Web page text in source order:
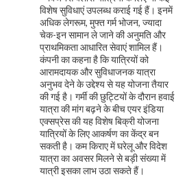
विशेष सुविधाएं उपलब्ध कराई गई हैं। इनमें
अधिक लेगरूम, मुफ्त गर्म भोजन, ज्यादा
चेक-इन सामान ले जाने की अनुमति और
प्राथमिकता आधारित सेवाएं शामिल हैं।
कंपनी का कहना है कि यात्रियों को
आरामदायक और सुविधाजनक यात्रा
अनुभव देने के उद्देश्य से यह योजना तैयार
की गई है। गर्मी की छुट्टियों के दौरान हवाई
यात्रा की मांग बढ़ने के बीच एयर इंडिया
एक्सप्रेस की यह विशेष बिक्री योजना
यात्रियों के लिए आकर्षण का केंद्र बन
सकती है। कम किराए में घरेलू और विदेश
यात्रा का अवसर मिलने से बड़ी संख्या में
यात्री इसका लाभ उठा सकते हैं।